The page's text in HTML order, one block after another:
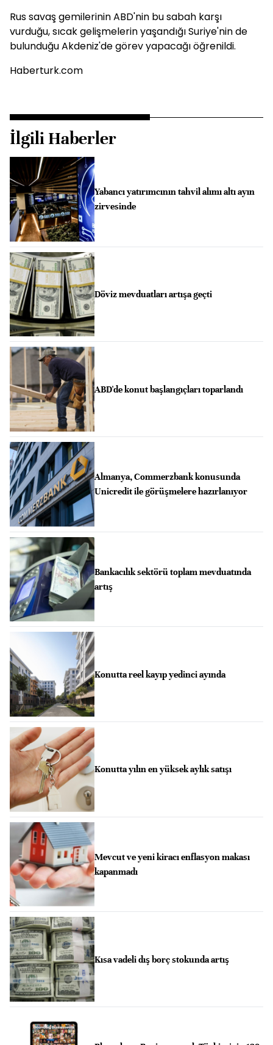
Rus savaş gemilerinin ABD'nin bu sabah karşı
vurduğu, sıcak gelişmelerin yaşandığı Suriye'nin de
bulunduğu Akdeniz'de görev yapacağı öğrenildi.
Haberturk.com
İlgili Haberler
Yabancı yatırımcının tahvil alımı altı ayın
zirvesinde
Döviz mevduatları artışa geçti
ABD'de konut başlangıçları toparlandı
Almanya, Commerzbank konusunda
Unicredit ile görüşmelere hazırlanıyor
Bankacılık sektörü toplam mevduatında
artış
Konutta reel kayıp yedinci ayında
Konutta yılın en yüksek aylık satışı
Mevcut ve yeni kiracı enflasyon makası
kapanmadı
Kısa vadeli dış borç stokunda artış